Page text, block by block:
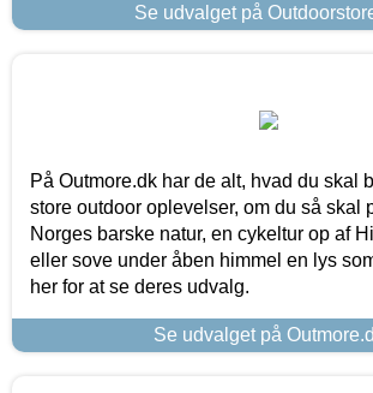
Se udvalget på
På Outmore.dk har de alt, hvad du skal
store outdoor oplevelser, om du så skal
Norges barske natur, en cykeltur op af
eller sove under åben himmel en lys
her for at se deres udvalg.
Se udvalget på